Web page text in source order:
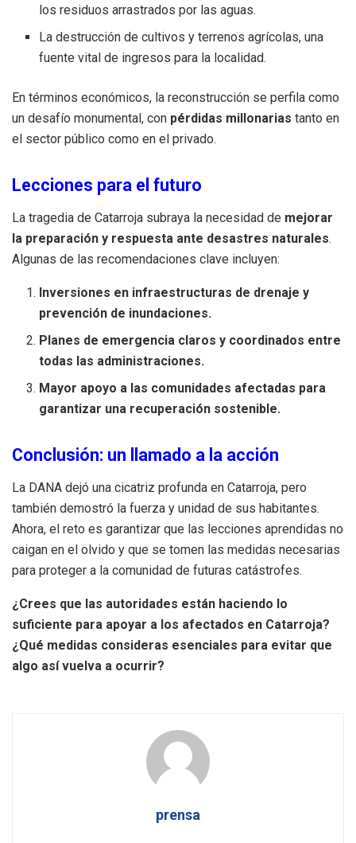
los residuos arrastrados por las aguas.
La destrucción de cultivos y terrenos agrícolas, una
fuente vital de ingresos para la localidad.
En términos económicos, la reconstrucción se perfila como
un desafío monumental, con pérdidas millonarias tanto en
el sector público como en el privado.
Lecciones para el futuro
La tragedia de Catarroja subraya la necesidad de mejorar
la preparación y respuesta ante desastres naturales.
Algunas de las recomendaciones clave incluyen:
Inversiones en infraestructuras de drenaje y
prevención de inundaciones.
Planes de emergencia claros y coordinados entre
todas las administraciones.
Mayor apoyo a las comunidades afectadas para
garantizar una recuperación sostenible.
Conclusión: un llamado a la acción
La DANA dejó una cicatriz profunda en Catarroja, pero
también demostró la fuerza y unidad de sus habitantes.
Ahora, el reto es garantizar que las lecciones aprendidas no
caigan en el olvido y que se tomen las medidas necesarias
para proteger a la comunidad de futuras catástrofes.
¿Crees que las autoridades están haciendo lo
suficiente para apoyar a los afectados en Catarroja?
¿Qué medidas consideras esenciales para evitar que
algo así vuelva a ocurrir?
prensa